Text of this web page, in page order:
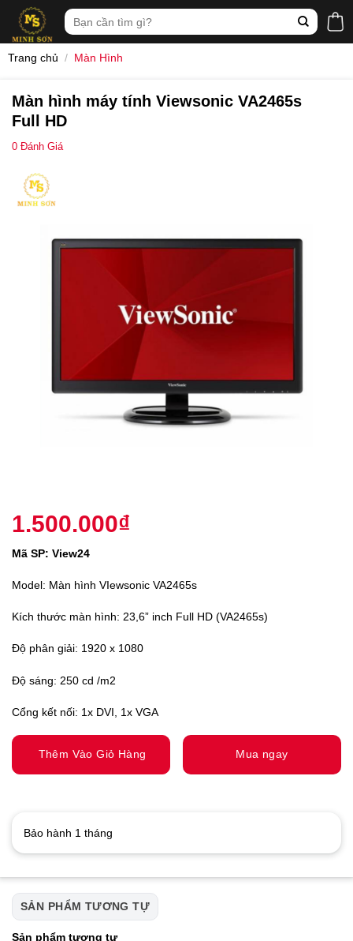
content
Tìm
kiếm:
Trang chủ / Màn Hình
Màn hình máy tính Viewsonic VA2465s
Full HD
0 Đánh Giá
1.500.000₫
Mã SP: View24
Model: Màn hình VIewsonic VA2465s
Kích thước màn hình: 23,6” inch Full HD (VA2465s)
Độ phân giải: 1920 x 1080
Độ sáng: 250 cd /m2
Cổng kết nối: 1x DVI, 1x VGA
Thêm Vào Giỏ Hàng Mua ngay
Bảo hành 1 tháng
SẢN PHẨM TƯƠNG TỰ
Sản phẩm tương tự